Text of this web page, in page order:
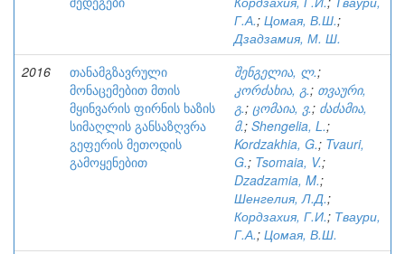
Г.А.; Цомая, В.Ш.;
Дзадзамия, М. Ш.
2016
თანამგზავრული
მონაცემებით მთის
მყინვარის ფირნის ხაზის
სიმაღლის განსაზღვრა
გეფერის მეთოდის
გამოყენებით
შენგელია, ლ.;
კორძახია, გ.; თვაური,
გ.; ცომაია, ვ.; ძაძამია,
მ.; Shengelia, L.;
Kordzakhia, G.; Tvauri,
G.; Tsomaia, V.;
Dzadzamia, M.;
Шенгелия, Л.Д.;
Кордзахия, Г.И.; Тваури,
Г.А.; Цомая, В.Ш.